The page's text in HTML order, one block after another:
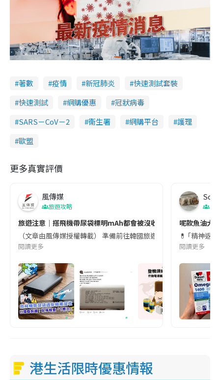
著數 疫情 新冠肺炎
快速測試套裝
快速測試
網購優惠
冠狀病毒
SARS－CoV－2
衞生署 網購平台
護理
歐盟
更多真實評價
風傳媒
旅遊攻略
旅遊注意｜搭飛機帶尿袋標明mAh都會被沒收😱出發前切記檢查
（文章由風傳媒授權轉載） 準備前往韓國旅遊的民眾，近期要
閱讀更多
Soul
呢款魚油大
💊 ｢精神返
閱讀更多
港生活限時優惠情報